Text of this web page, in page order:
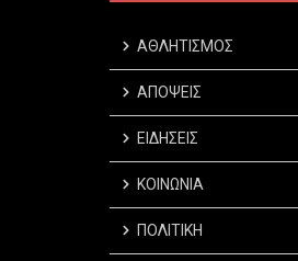
ΑΘΛΗΤΙΣΜΟΣ
ΑΠΟΨΕΙΣ
ΕΙΔΗΣΕΙΣ
ΚΟΙΝΩΝΙΑ
ΠΟΛΙΤΙΚΗ